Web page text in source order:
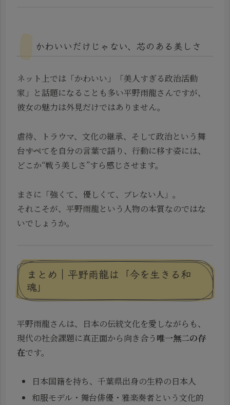
かわいいだけじゃない、芯のある美しさ
ネット上では「かわいい」「美人すぎる政治活動
家」と話題になることも多い平野雨龍さんですが、
彼女の魅力は外見だけではありません。
虐待、トラウマ、文化の継承、そして政治という舞
台――すべてを自分の言葉で語り、行動に移す姿には、
どこか“戦う美しさ”すら感じさせます。
まさに「強くて、優しくて、ブレない人」。
それこそが、平野雨龍という人物の本質なのではな
いでしょうか。
まとめ｜平野雨龍は「今を生きる和
魂」
平野雨龍さんは、日本の伝統文化を愛しながらも、
現代の社会課題に真正面から向き合う 唯一無二の存
在です。
日本国籍を持ち、千葉県出身の生粋の日本人
和服モデル・舞台俳優・雅楽奏者という文化的